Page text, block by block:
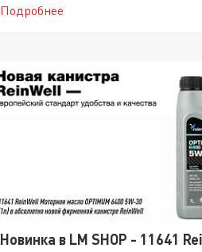
Подробнее
Новинка в LM SHOP - 11641